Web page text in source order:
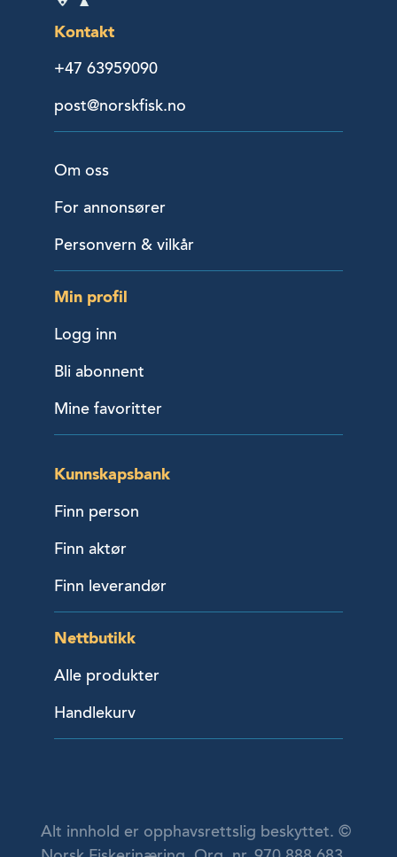
Kontakt
+47 63959090
post@norskfisk.no
Om oss
For annonsører
Personvern & vilkår
Min profil
Logg inn
Bli abonnent
Mine favoritter
Kunnskapsbank
Finn person
Finn aktør
Finn leverandør
Nettbutikk
Alle produkter
Handlekurv
Alt innhold er opphavsrettslig beskyttet. ©